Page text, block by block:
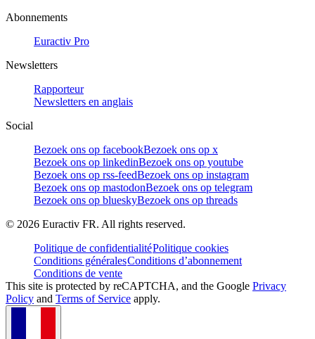
Abonnements
Euractiv Pro
Newsletters
Rapporteur
Newsletters en anglais
Social
Bezoek ons op facebookBezoek ons op x
Bezoek ons op linkedinBezoek ons op youtube
Bezoek ons op rss-feedBezoek ons op instagram
Bezoek ons op mastodonBezoek ons op telegram
Bezoek ons op blueskyBezoek ons op threads
© 2026 Euractiv FR. All rights reserved.
Politique de confidentialitéPolitique cookies
Conditions généralesConditions d’abonnement
Conditions de vente
This site is protected by reCAPTCHA, and the Google Privacy
Policy and Terms of Service apply.